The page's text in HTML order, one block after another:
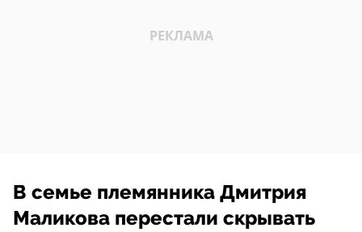
В семье племянника Дмитрия
Маликова перестали скрывать